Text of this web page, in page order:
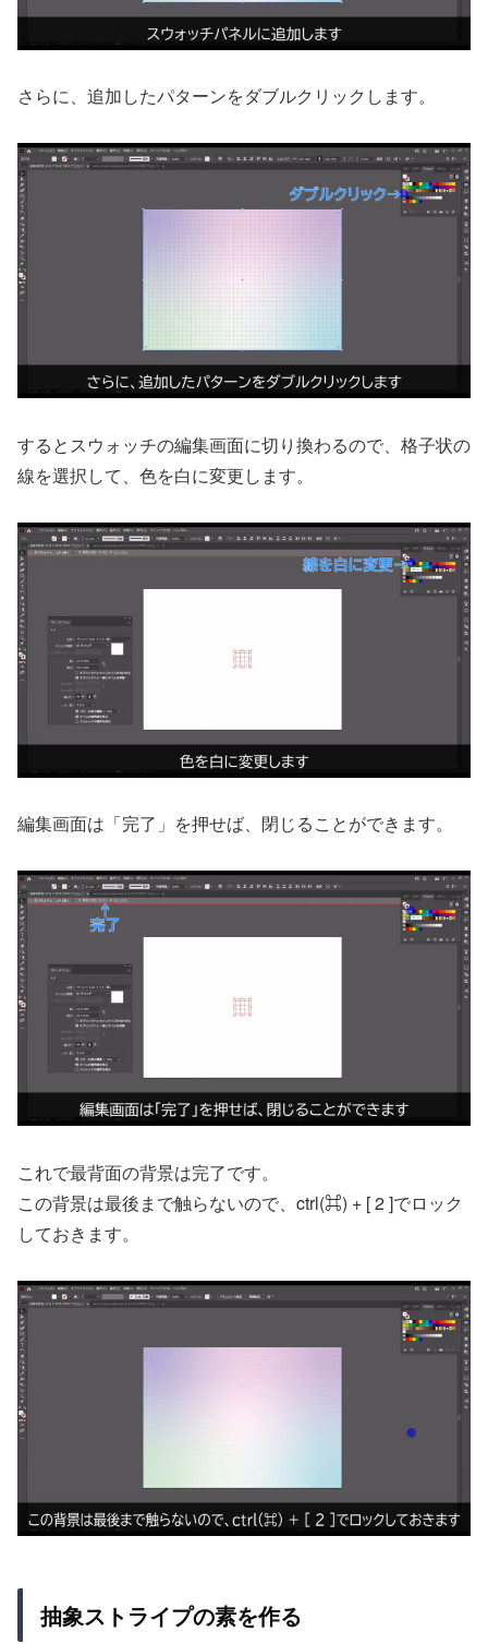
さらに、追加したパターンをダブルクリックします。
するとスウォッチの編集画面に切り換わるので、格子状の
線を選択して、色を白に変更します。
編集画面は「完了」を押せば、閉じることができます。
これで最背面の背景は完了です。
この背景は最後まで触らないので、ctrl(⌘) + [ 2 ]でロック
しておきます。
抽象ストライプの素を作る